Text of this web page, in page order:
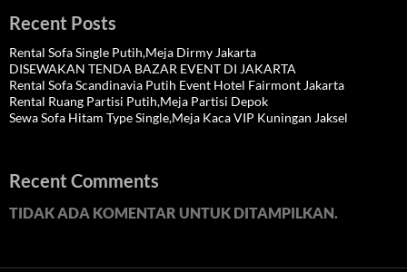
Recent Posts
Rental Sofa Single Putih,Meja Dirmy Jakarta
DISEWAKAN TENDA BAZAR EVENT DI JAKARTA
Rental Sofa Scandinavia Putih Event Hotel Fairmont Jakarta
Rental Ruang Partisi Putih,Meja Partisi Depok
Sewa Sofa Hitam Type Single,Meja Kaca VIP Kuningan Jaksel
Recent Comments
TIDAK ADA KOMENTAR UNTUK DITAMPILKAN.